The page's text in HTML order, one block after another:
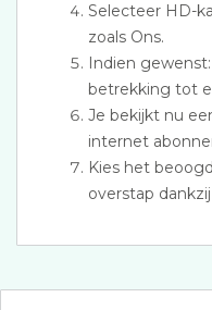
Selecteer HD-
zoals Ons.
Indien
betrekking tot
Je bekijkt nu
internet
Kies het
overstap